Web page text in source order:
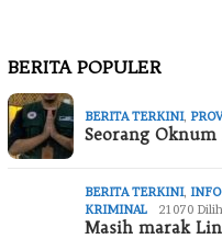
BERITA POPULER
BERITA TERKINI,
Seorang
BERITA TERKINI,
KRIMINAL
21070
Masih marak